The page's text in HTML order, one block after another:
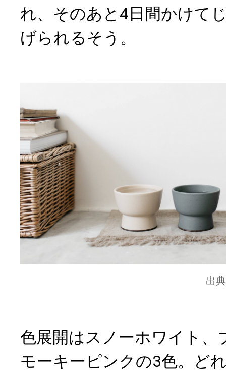
れ、そのあと4日間かけて
げられるそう。
出
色展開はスノーホワイト、
モーキーピンクの3色。ど